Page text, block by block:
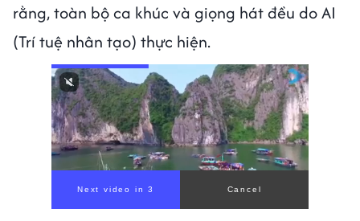
rằng, toàn bộ ca khúc và giọng hát đều do AI
(Trí tuệ nhân tạo) thực hiện.
Next video in 1 Cancel